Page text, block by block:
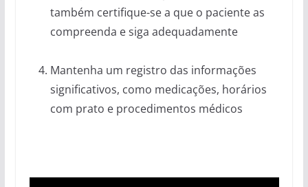
também certifique-se a que o paciente as
compreenda e siga adequadamente
Mantenha um registro das informações
significativos, como medicações, horários
com prato e procedimentos médicos